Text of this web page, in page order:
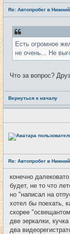
е
т
и
Re: Автопробег в
Есть огромное
не очень... Не
Что за вопрос?
Вернуться к началу
Н
е
е
т
и
Re: Автопробег в
конечно
будет, не то что
но "написал на
хотел бы поехать,
скорее
две зеркалки,
два